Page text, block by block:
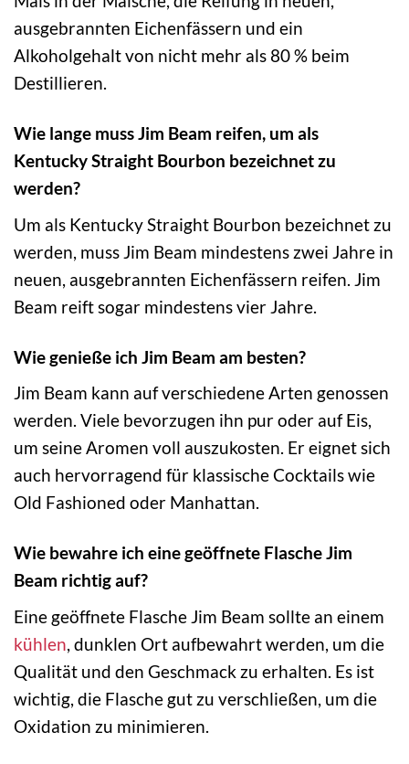
ausgebrannten Eichenfässern und ein
Alkoholgehalt von nicht mehr als 80 % beim
Destillieren.
Wie lange muss Jim Beam reifen, um als
Kentucky Straight Bourbon bezeichnet zu
werden?
Um als Kentucky Straight Bourbon bezeichnet zu
werden, muss Jim Beam mindestens zwei Jahre in
neuen, ausgebrannten Eichenfässern reifen. Jim
Beam reift sogar mindestens vier Jahre.
Wie genieße ich Jim Beam am besten?
Jim Beam kann auf verschiedene Arten genossen
werden. Viele bevorzugen ihn pur oder auf Eis,
um seine Aromen voll auszukosten. Er eignet sich
auch hervorragend für klassische Cocktails wie
Old Fashioned oder Manhattan.
Wie bewahre ich eine geöffnete Flasche Jim
Beam richtig auf?
Eine geöffnete Flasche Jim Beam sollte an einem
kühlen, dunklen Ort aufbewahrt werden, um die
Qualität und den Geschmack zu erhalten. Es ist
wichtig, die Flasche gut zu verschließen, um die
Oxidation zu minimieren.